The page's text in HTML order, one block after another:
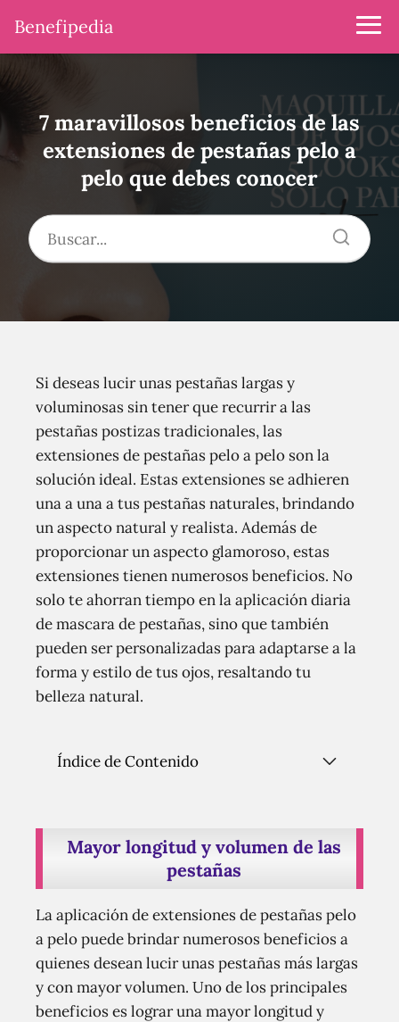
Benefipedia
7 maravillosos beneficios de las
extensiones de pestañas pelo a
pelo que debes conocer
Si deseas lucir unas pestañas largas y
voluminosas sin tener que recurrir a las
pestañas postizas tradicionales, las
extensiones de pestañas pelo a pelo son la
solución ideal. Estas extensiones se adhieren
una a una a tus pestañas naturales, brindando
un aspecto natural y realista. Además de
proporcionar un aspecto glamoroso, estas
extensiones tienen numerosos beneficios. No
solo te ahorran tiempo en la aplicación diaria
de mascara de pestañas, sino que también
pueden ser personalizadas para adaptarse a la
forma y estilo de tus ojos, resaltando tu
belleza natural.
Índice de Contenido
Mayor longitud y volumen de las
pestañas
La aplicación de extensiones de pestañas pelo
a pelo puede brindar numerosos beneficios a
quienes desean lucir unas pestañas más largas
y con mayor volumen. Uno de los principales
beneficios es lograr una mayor longitud y